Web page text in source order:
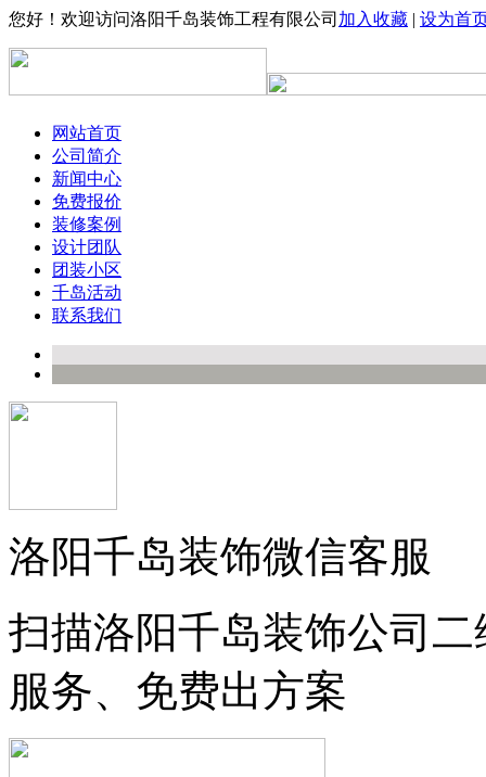
您好！欢迎访问洛阳千岛装饰工程有限公司 加入收藏 | 设为首
网站首页
公司简介
新闻中心
免费报价
装修案例
设计团队
团装小区
千岛活动
联系我们
洛阳千岛装饰微信客服
扫描洛阳千岛装饰公司
服务、免费出方案